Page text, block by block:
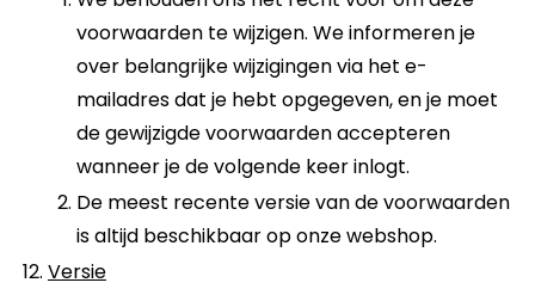
voorwaarden te wijzigen. We informeren je
over belangrijke wijzigingen via het e-
mailadres dat je hebt opgegeven, en je moet
de gewijzigde voorwaarden accepteren
wanneer je de volgende keer inlogt.
De meest recente versie van de voorwaarden
is altijd beschikbaar op onze webshop.
Versie